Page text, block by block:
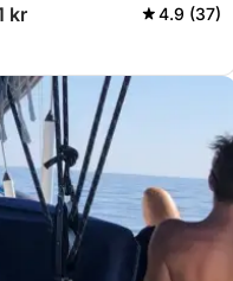
kr 4.9 (37)